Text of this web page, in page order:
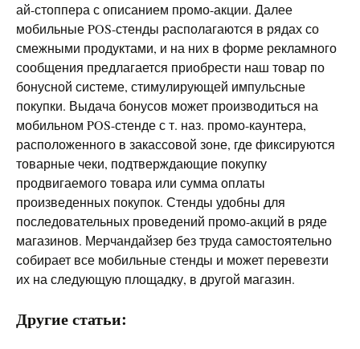
ай-стоппера с описанием промо-акции. Далее
мобильные POS-стенды располагаются в рядах со
смежными продуктами, и на них в форме рекламного
сообщения предлагается приобрести наш товар по
бонусной системе, стимулирующей импульсные
покупки. Выдача бонусов может производиться на
мобильном POS-стенде с т. наз. промо-каунтера,
расположенного в закассовой зоне, где фиксируются
товарные чеки, подтверждающие покупку
продвигаемого товара или сумма оплаты
произведенных покупок. Стенды удобны для
последовательных проведений промо-акций в ряде
магазинов. Мерчандайзер без труда самостоятельно
собирает все мобильные стенды и может перевезти
их на следующую площадку, в другой магазин.
Другие статьи: